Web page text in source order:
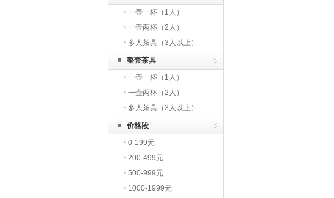
一壶一杯（1人）
一壶两杯（2人）
多人茶具（3人以上）
整套茶具
一壶一杯（1人）
一壶两杯（2人）
多人茶具（3人以上）
价格段
0-199元
200-499元
500-999元
1000-1999元